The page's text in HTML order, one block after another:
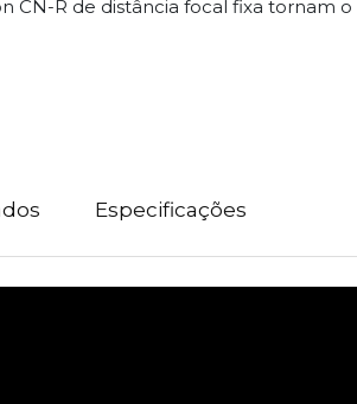
CN-R de distância focal fixa tornam o
Especificações